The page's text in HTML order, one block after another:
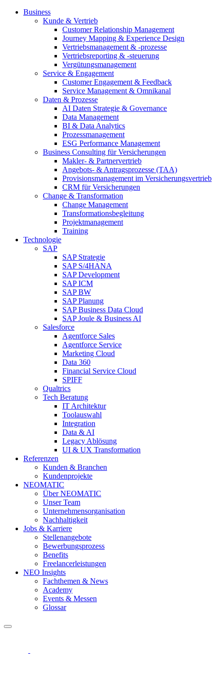
Business
Kunde & Vertrieb
Customer Relationship Management
Journey Mapping & Experience Design
Vertriebsmanagement & -prozesse
Vertriebsreporting & -steuerung
Vergütungsmanagement
Service & Engagement
Customer Engagement & Feedback
Service Management & Omnikanal
Daten & Prozesse
AI Daten Strategie & Governance
Data Management
BI & Data Analytics
Prozessmanagement
ESG Performance Management
Business Consulting für Versicherungen
Makler- & Partnervertrieb
Angebots- & Antragsprozesse (TAA)
Provisionsmanagement im Versicherungsvertrieb
CRM für Versicherungen
Change & Transformation
Change Management
Transformationsbegleitung
Projektmanagement
Training
Technologie
SAP
SAP Strategie
SAP S/4HANA
SAP Development
SAP ICM
SAP BW
SAP Planung
SAP Business Data Cloud
SAP Joule & Business AI
Salesforce
Agentforce Sales
Agentforce Service
Marketing Cloud
Data 360
Financial Service Cloud
SPIFF
Qualtrics
Tech Beratung
IT Architektur
Toolauswahl
Integration
Data & AI
Legacy Ablösung
UI & UX Transformation
Referenzen
Kunden & Branchen
Kundenprojekte
NEOMATIC
Über NEOMATIC
Unser Team
Unternehmensorganisation
Nachhaltigkeit
Jobs & Karriere
Stellenangebote
Bewerbungsprozess
Benefits
Freelancerleistungen
NEO Insights
Fachthemen & News
Academy
Events & Messen
Glossar